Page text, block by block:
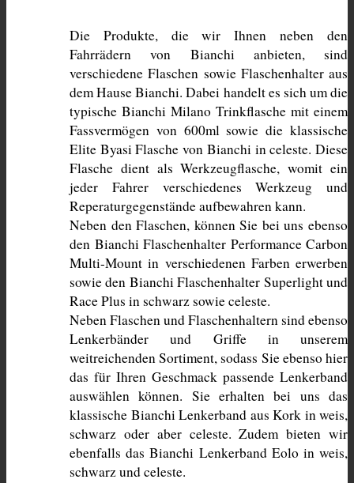
Die Produkte, die wir Ihnen neben den
Fahrrädern von Bianchi anbieten, sind
verschiedene Flaschen sowie Flaschenhalter aus
dem Hause Bianchi. Dabei handelt es sich um die
typische Bianchi Milano Trinkflasche mit einem
Fassvermögen von 600ml sowie die klassische
Elite Byasi Flasche von Bianchi in celeste. Diese
Flasche dient als Werkzeugflasche, womit ein
jeder Fahrer verschiedenes Werkzeug und
Reperaturgegenstände aufbewahren kann.
Neben den Flaschen, können Sie bei uns ebenso
den Bianchi Flaschenhalter Performance Carbon
Multi-Mount in verschiedenen Farben erwerben
sowie den Bianchi Flaschenhalter Superlight und
Race Plus in schwarz sowie celeste.
Neben Flaschen und Flaschenhaltern sind ebenso
Lenkerbänder und Griffe in unserem
weitreichenden Sortiment, sodass Sie ebenso hier
das für Ihren Geschmack passende Lenkerband
auswählen können. Sie erhalten bei uns das
klassische Bianchi Lenkerband aus Kork in weis,
schwarz oder aber celeste. Zudem bieten wir
ebenfalls das Bianchi Lenkerband Eolo in weis,
schwarz und celeste.